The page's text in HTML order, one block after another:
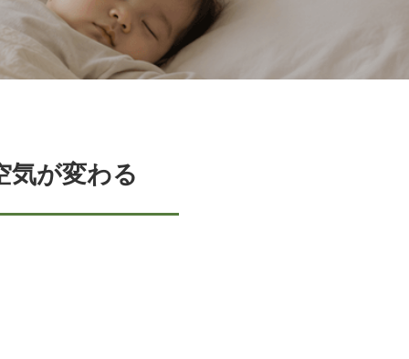
が変わる